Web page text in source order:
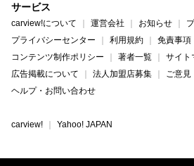
サービス
carview!について 運営会社 お知らせ
プライバシーセンター
利用規約
免責事項
コンテンツ制作ポリシー
著者一覧
サイト
広告掲載について
法人加盟店募集
ご意見
ヘルプ・お問い合わせ
carview! Yahoo! JAPAN